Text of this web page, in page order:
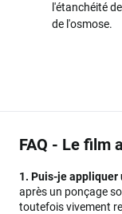
l'étanchéité
de l'osmose.
FAQ - Le film
1. Puis-je appliquer
après un ponçage
toutefois vivement